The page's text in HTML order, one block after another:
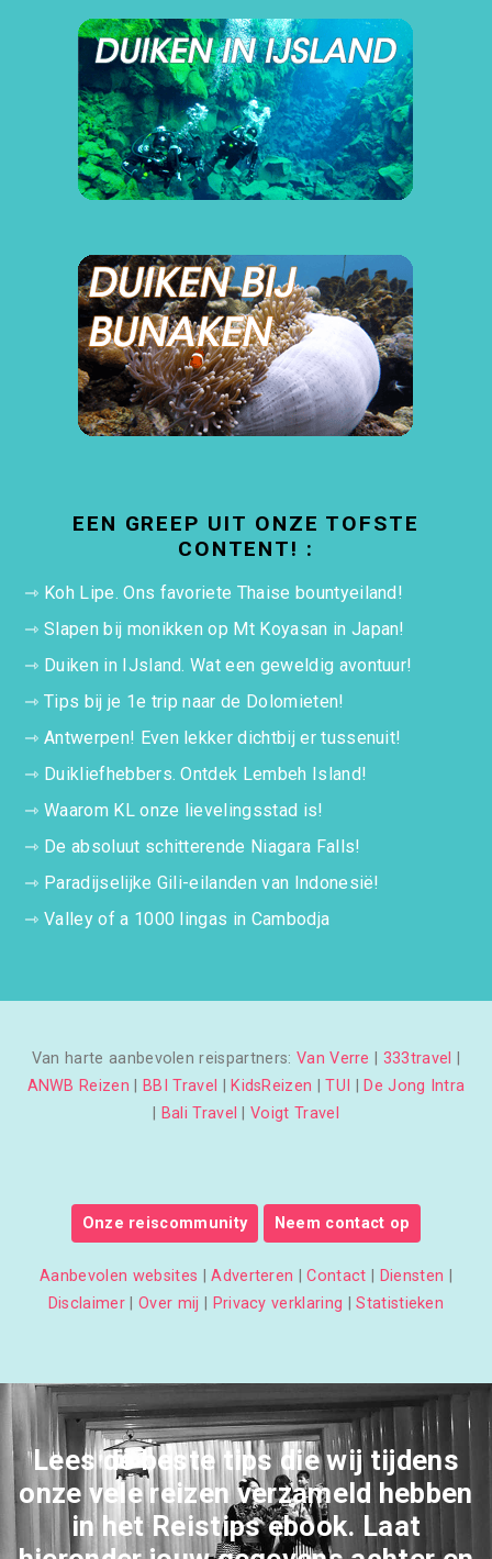
EEN GREEP UIT ONZE TOFSTE
CONTENT! :
⇾ Koh Lipe. Ons favoriete Thaise bountyeiland!
⇾Slapen bij monikken op Mt Koyasan in Japan!
⇾ Duiken in IJsland. Wat een geweldig avontuur!
⇾Tips bij je 1e trip naar de Dolomieten!
⇾Antwerpen! Even lekker dichtbij er tussenuit!
⇾ Duikliefhebbers. Ontdek Lembeh Island!
⇾Waarom KL onze lievelingsstad is!
⇾ De absoluut schitterende Niagara Falls!
⇾ Paradijselijke Gili-eilanden van Indonesië!
⇾Valley of a 1000 lingas in Cambodja
Van harte aanbevolen reispartners: Van Verre 333travel
ANWB Reizen
BBI Travel KidsReizen |TUI
De Jong Intra
Bali Travel |Voigt Travel
Onze reiscommunity Neem contact op
Aanbevolen websites |Adverteren |Contact Diensten
Disclaimer |Over mij Privacy verklaring |Statistieken
Lees de beste tips die wij tijdens
onze vele reizen verzameld hebben
in het Reistips ebook. Laat